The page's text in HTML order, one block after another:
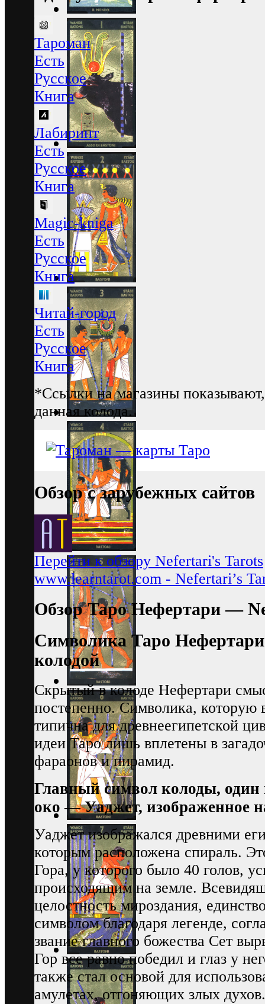
Тароман
Есть
Русское
Книга
Лабиринт
Есть
Русское
Книга
Magic-kniga
Есть
Русское
Книга
Читай-город
Есть
Русское
Книга
*Ссылки на магазины
данная колода.
Обзор с зарубежных сайтов
Перейти к обзору Nefertari's Tarots
www.learntarot.com - Nefertari’s
Обзор Таро Нефертари —
Символика Таро
колодой
Скрытый в колоде Нефертари
постепенно. Символика, которую
типична для древнеегипетской
идеи Таро лишь вплетены в
фараонов и пирамид.
Главный символ колоды, один
око — Уаджет, изображенное
Уаджет изображался древними
которым расположена спираль.
Гора, у которого было 40 голов,
происходящим на земле.
целостность мироздания,
символом благодаря легенде,
звание главного божества Сет
Гор все равно победил и глаз у
также стал основой для
амулетах, отгоняющих злых духов.